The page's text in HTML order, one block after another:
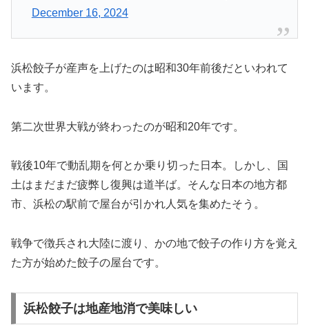
December 16, 2024
浜松餃子が産声を上げたのは昭和30年前後だといわれて
います。
第二次世界大戦が終わったのが昭和20年です。
戦後10年で動乱期を何とか乗り切った日本。しかし、国
土はまだまだ疲弊し復興は道半ば。そんな日本の地方都
市、浜松の駅前で屋台が引かれ人気を集めたそう。
戦争で徴兵され大陸に渡り、かの地で餃子の作り方を覚え
た方が始めた餃子の屋台です。
浜松餃子は地産地消で美味しい